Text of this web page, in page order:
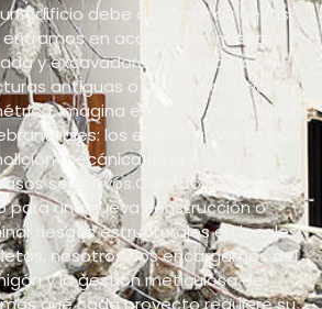
un edificio debe dar paso a nuevas
en acción. Con nuestra
y excavadoras, abordamos el
antiguas o naves industriales
Imagina esos muros de carga
los enfrentamos ya sea
mecánica o técnicas más
selectivos.Cuando necesitas
para una nueva construcción o
riesgos estructurales en locales
nosotros nos encargamos del
y la gestión meticulosa de
que cada proyecto requiere su